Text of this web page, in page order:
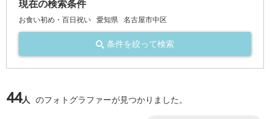
現在の検索条件
お食い初め・百日祝い 愛知県 名古屋市中区
条件を絞って検索
44人 のフォトグラファーが見つかりました。